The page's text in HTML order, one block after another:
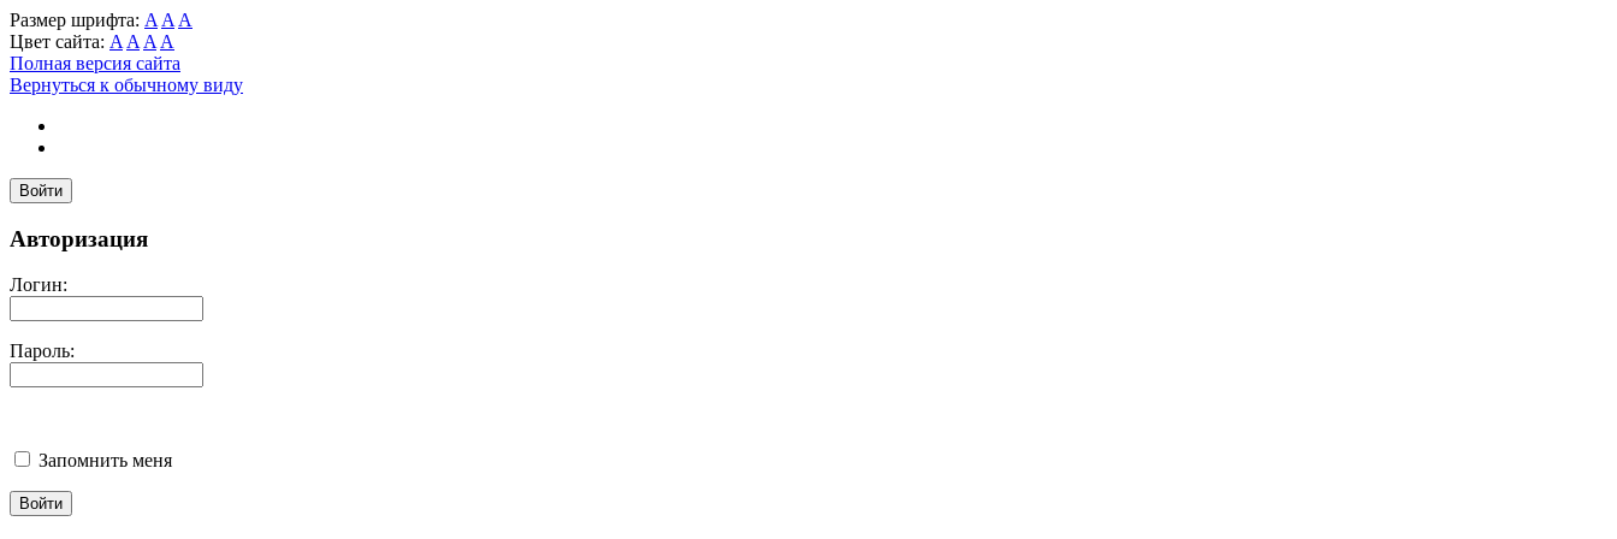
Размер шрифта: A A A
Цвет сайта: A A A A
Полная версия сайта
Вернуться к обычному виду
Войти
Авторизация
Логин:
Пароль:
Запомнить меня